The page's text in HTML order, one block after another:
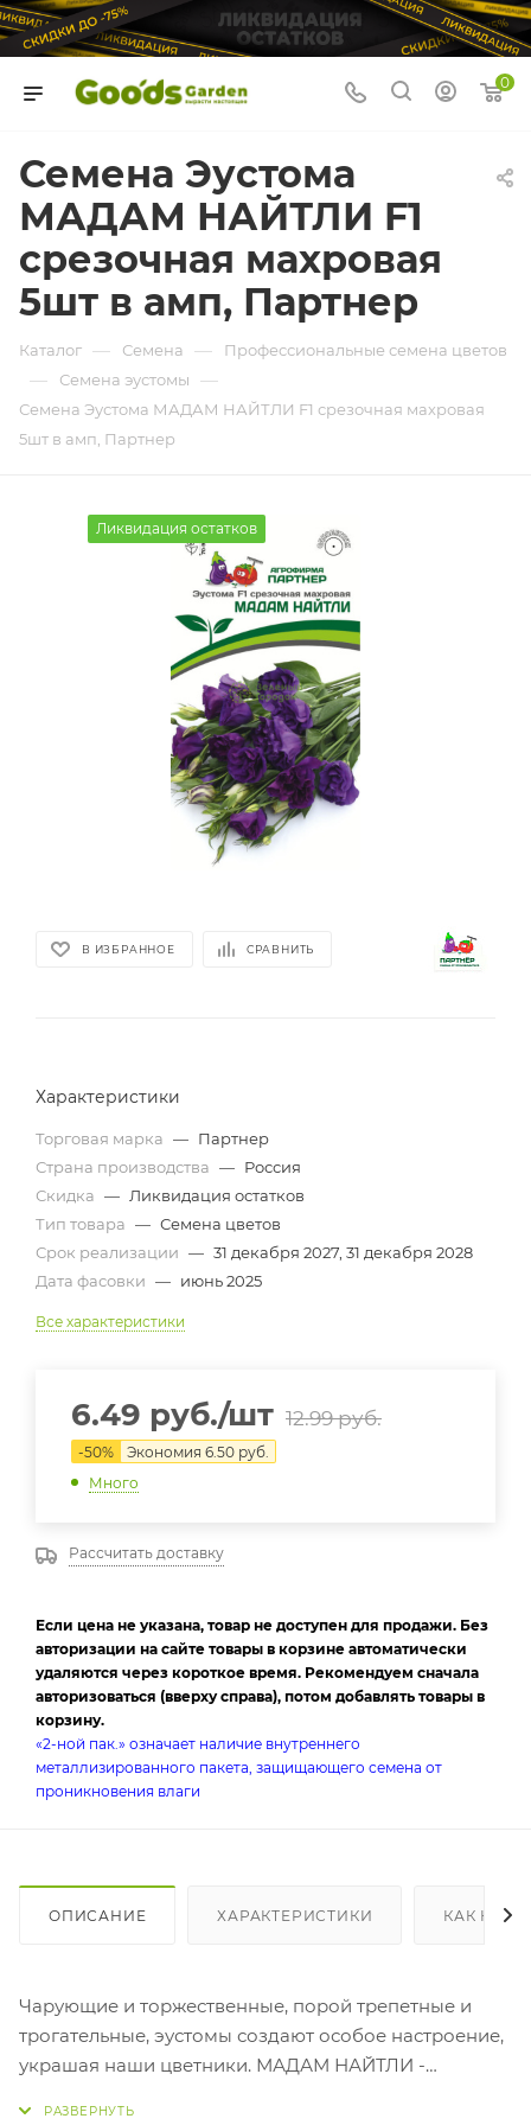
0
Семена Эустома
МАДАМ НАЙТЛИ F1
срезочная махровая
5шт в амп, Партнер
Каталог — Семена — Профессиональные семена цветов
— Семена эустомы —
Семена Эустома МАДАМ НАЙТЛИ F1 срезочная махровая
5шт в амп, Партнер
Ликвидация остатков
В ИЗБРАННОЕ СРАВНИТЬ
Характеристики
Торговая марка — Партнер
Страна производства — Россия
Скидка — Ликвидация остатков
Тип товара — Семена цветов
Срок реализации — 31 декабря 2027, 31 декабря 2028
Дата фасовки — июнь 2025
Все характеристики
6.49 руб./шт 12.99руб.
-50% Экономия 6.50 руб.
Много
Рассчитать доставку
Если цена не указана, товар не доступен для продажи. Без
авторизации на сайте товары в корзине автоматически
удаляются через короткое время. Рекомендуем сначала
авторизоваться (вверху справа), потом добавлять товары в
корзину.
«2-ной пак.» означает наличие внутреннего
металлизированного пакета, защищающего семена от
проникновения влаги
ОПИСАНИЕ ХАРАКТЕРИСТИКИ КАК
Чарующие и торжественные, порой трепетные и
трогательные, эустомы создают особое настроение,
украшая наши цветники. МАДАМ НАЙТЛИ -